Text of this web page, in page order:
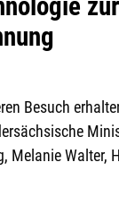
zur
Besuch
Melanie Walter,